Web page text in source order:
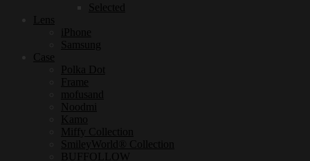
Selected
Lens
iPhone
Samsung
Case
Polka Dot
Frame
mofusand
Noodmi
Kamo
Miffy Collection
SmileyWorld® Collection
BUFFOLLOW